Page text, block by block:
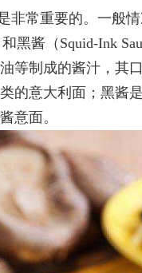
常重要的。一般
和黑酱（Squid-Ink
等制成的酱汁，其
的意大利面；黑酱
意面。